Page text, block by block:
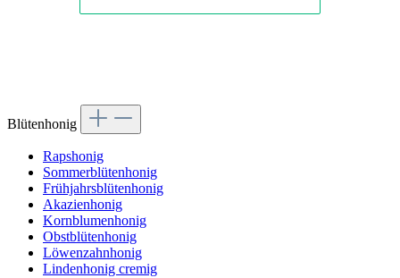
Blütenhonig
Rapshonig
Sommerblütenhonig
Frühjahrsblütenhonig
Akazienhonig
Kornblumenhonig
Obstblütenhonig
Löwenzahnhonig
Lindenhonig cremig